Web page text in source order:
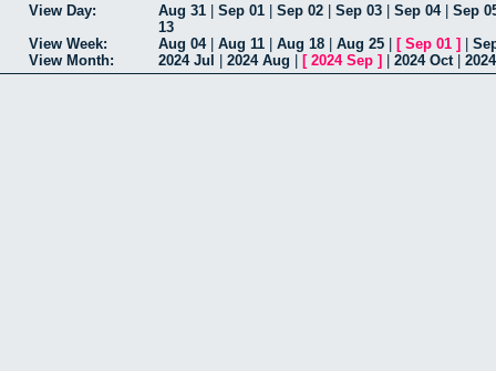
View Day: Aug 31 Sep 01 Sep 02 Sep 03 Sep 04| Sep
13
View Week:
Aug 04| Aug 11 Aug 18 Aug 25 [ Sep 01 ]
View Month:
2024 Jul 2024 Aug [ 2024 Sep ] 2024 Oct